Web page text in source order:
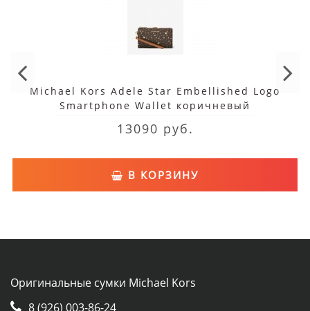
Michael Kors Adele Star Embellished Logo
Smartphone Wallet коричневый
13090 руб.
В КОРЗИНУ
Оригинальные сумки Michael Kors
8 (926) 003-86-24